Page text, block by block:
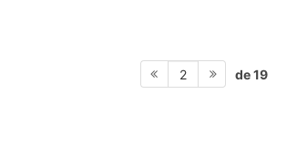
2 de 19